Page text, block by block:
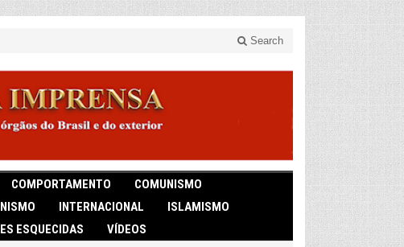
Search
COMPORTAMENTO
COMUNISMO
INTERNACIONAL
ISLAMISMO
ESQUECIDAS VÍDEOS